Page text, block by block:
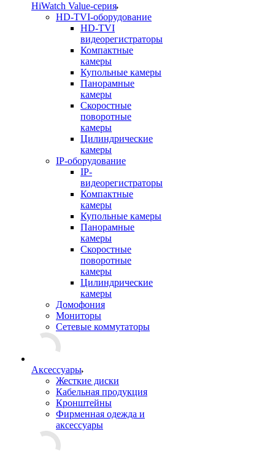
HiWatch Value-серия
HD-TVI-оборудование
HD-TVI
видеорегистраторы
Компактные
камеры
Купольные камеры
Панорамные
камеры
Скоростные
поворотные
камеры
Цилиндрические
камеры
IP-оборудование
IP-
видеорегистраторы
Компактные
камеры
Купольные камеры
Панорамные
камеры
Скоростные
поворотные
камеры
Цилиндрические
камеры
Домофония
Мониторы
Сетевые коммутаторы
Аксессуары
Жесткие диски
Кабельная продукция
Кронштейны
Фирменная одежда и
аксессуары